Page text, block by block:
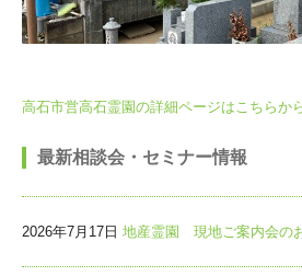
高石市営高石霊園の詳細ページはこちらか
最新相談会・セミナー情報
2026年7月17日 地産霊園 現地ご案内会の